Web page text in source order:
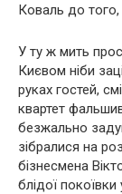
Коваль до того,
У ту ж мить
Києвом ніби
руках гостей,
квартет
безжально
зібралися на
бізнесмена
блідої